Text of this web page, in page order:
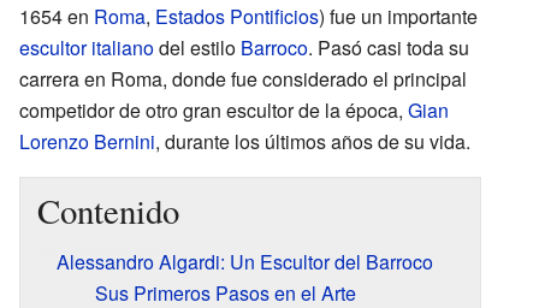
1654 en Roma, Estados Pontificios) fue un importante
escultor italianodel estilo Barroco. Pasó casi toda su
carrera en Roma, donde fue considerado el principal
competidor de otro gran escultor de la época, Gian
Lorenzo Bernini, durante los últimos años de su vida.
Contenido
Alessandro Algardi: Un Escultor del Barroco
Sus Primeros Pasos en el Arte